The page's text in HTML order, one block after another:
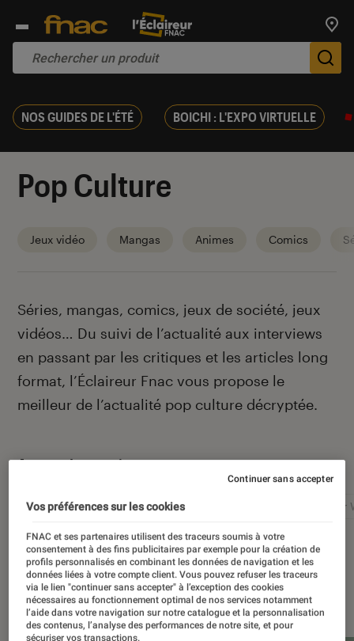
NOS GUIDES DE L'ÉTÉ BOICHI : L'EXPO VIRTUELLE
Pop Culture
Jeux vidéo Mangas Animes Comics
Introduction
Séries, mangas, comics, jeux de société, jeux
vidéos… Du suivi de l’actualité aux interviews
en passant par les critiques et les articles long
format, l’Éclaireur Fnac vous propose le
meilleur de l’actualité pop culture décryptée.
Autour de ce sujet
Netflix Marvel Nintendo Star
À la une
Vos préférences sur les cookies
FNAC et ses partenaires utilisent des traceurs soumis à votre
consentement à des fins publicitaires par exemple pour la création de
profils personnalisés en combinant les données de navigation et les
données liées à votre compte client. Vous pouvez refuser les traceurs
via le lien "continuer sans accepter" à l’exception des cookies
nécessaires au fonctionnement optimal de nos services notamment
l’aide dans votre navigation sur notre catalogue et la personnalisation
des contenus, l’analyse des performances de notre site, et pour
sécuriser vos transactions.
Continuer sans accepter